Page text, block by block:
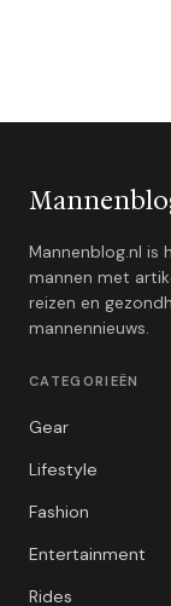
Mannenblog.nl is
mannen met
reizen en
mannennieuws.
CATEGORIEËN
Gear
Lifestyle
Fashion
Entertainment
Rides